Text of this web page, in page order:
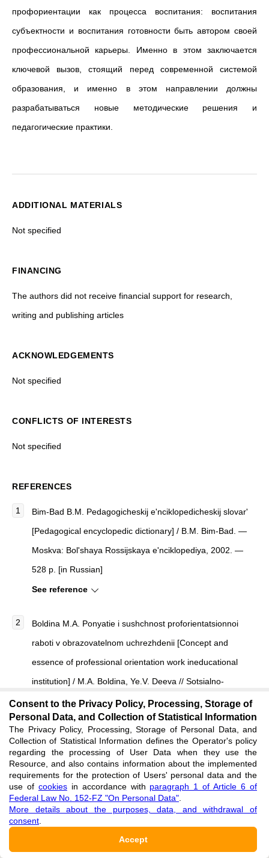
профориентации как процесса воспитания: воспитания
субъектности и воспитания готовности быть автором своей
профессиональной карьеры. Именно в этом заключается
ключевой вызов, стоящий перед современной системой
образования, и именно в этом направлении должны
разрабатываться новые методические решения и
педагогические практики.
ADDITIONAL MATERIALS
Not specified
FINANCING
The authors did not receive financial support for research,
writing and publishing articles
ACKNOWLEDGEMENTS
Not specified
CONFLICTS OF INTERESTS
Not specified
REFERENCES
Bim-Bad B.M. Pedagogicheskij e'nciklopedicheskij slovar'
[Pedagogical encyclopedic dictionary] / B.M. Bim-Bad. —
Moskva: Bol'shaya Rossijskaya e'nciklopediya, 2002. —
528 p. [in Russian]
See reference
Boldina M.A. Ponyatie i sushchnost proforientatsionnoi
raboti v obrazovatelnom uchrezhdenii [Concept and
essence of professional orientation work ineducational
institution] / M.A. Boldina, Ye.V. Deeva // Sotsialno-
ekonomicheskie yavleniya i protsessi [Socio-economic
phenomena and processes]. — 2012. — № 12. — P. 431–
439. [in Russian]
See reference
Varenikov N.A. Professionalnoe konsultirovanie
starsheklassnikov [Professional counseling for high school
Uchenie zapiski universiteta im. P. F. Lesgafta [Scientific
Consent to the Privacy Policy, Processing, Storage of
Personal Data, and Collection of Statistical Information
The Privacy Policy, Processing, Storage of Personal Data, and
Collection of Statistical Information defines the Operator's policy
regarding the processing of User Data when they use the
Resource, and also contains information about the implemented
requirements for the protection of Users' personal data and the
use of cookiesin accordance with paragraph 1 of Article 6 of
Federal Law No. 152-FZ "On Personal Data"
More details about the purposes, data, and withdrawal of
consent
Accept